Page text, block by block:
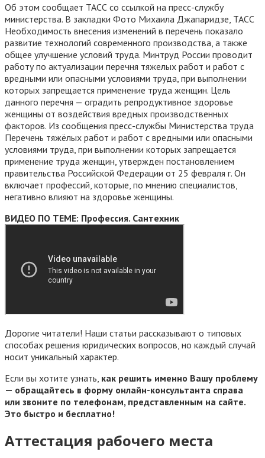
Об этом сообщает ТАСС со ссылкой на пресс-службу
министерства. В закладки Фото Михаила Джапаридзе, ТАСС
Необходимость внесения изменений в перечень показало
развитие технологий современного производства, а также
общее улучшение условий труда. Минтруд России проводит
работу по актуализации перечня тяжелых работ и работ с
вредными или опасными условиями труда, при выполнении
которых запрещается применение труда женщин. Цель
данного перечня — оградить репродуктивное здоровье
женщины от воздействия вредных производственных
факторов. Из сообщения пресс-службы Министерства труда
Перечень тяжёлых работ и работ с вредными или опасными
условиями труда, при выполнении которых запрещается
применение труда женщин, утвержден постановлением
правительства Российской Федерации от 25 февраля г. Он
включает профессий, которые, по мнению специалистов,
негативно влияют на здоровье женщины.
ВИДЕО ПО ТЕМЕ: Профессия. Сантехник
Дорогие читатели! Наши статьи рассказывают о типовых
способах решения юридических вопросов, но каждый случай
носит уникальный характер.
Если вы хотите узнать, как решить именно Вашу проблему
— обращайтесь в форму онлайн-консультанта справа
или звоните по телефонам, представленным на сайте.
Это быстро и бесплатно!
Аттестация рабочего места